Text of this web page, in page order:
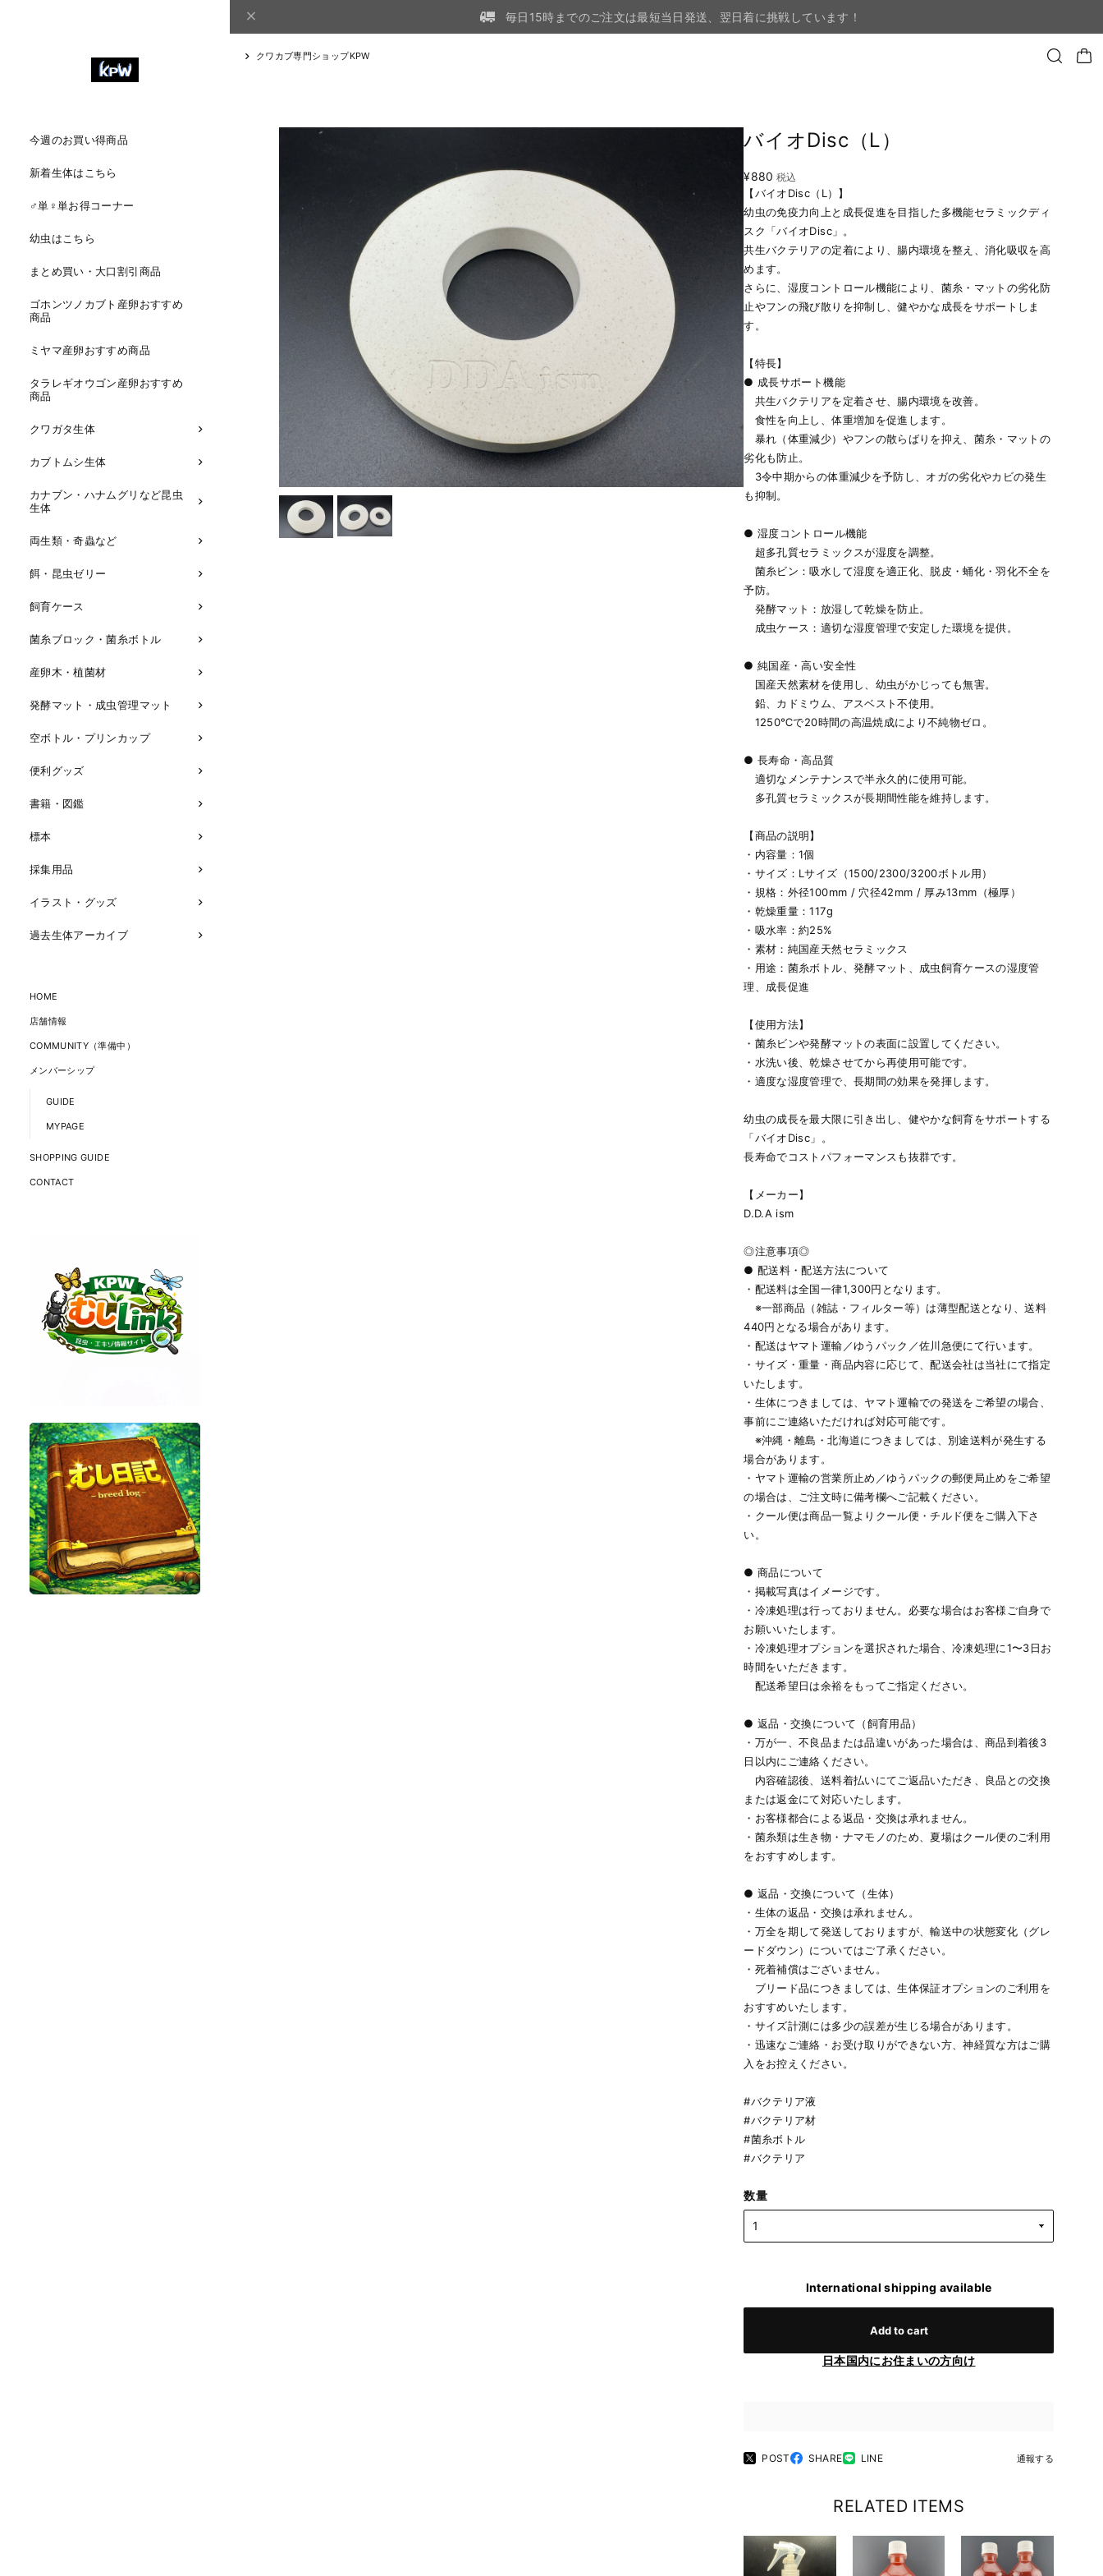
今週のお買い得商品
新着生体はこちら
♂単♀単お得コーナー
幼虫はこちら
まとめ買い・大口割引商品
ゴホンツノカブト産卵おすすめ
商品
ミヤマ産卵おすすめ商品
タラレギオウゴン産卵おすすめ
商品
クワガタ生体
カブトムシ生体
カナブン・ハナムグリなど昆虫
生体
両生類・奇蟲など
餌・昆虫ゼリー
飼育ケース
菌糸ブロック・菌糸ボトル
産卵木・植菌材
発酵マット・成虫管理マット
空ボトル・プリンカップ
便利グッズ
書籍・図鑑
標本
採集用品
イラスト・グッズ
過去生体アーカイブ
HOME
店舗情報
COMMUNITY（準備中）
メンバーシップ
GUIDE
MYPAGE
SHOPPING GUIDE
CONTACT
毎日15時までのご注文は最短当日発送、翌日着に挑戦しています！
クワカブ専門ショップKPW
バイオDisc（L）
¥880 税込
【バイオDisc（L）】
幼虫の免疫力向上と成長促進を目指した多機能セラミックディ
スク「バイオDisc」。
共生バクテリアの定着により、腸内環境を整え、消化吸収を高
めます。
さらに、湿度コントロール機能により、菌糸・マットの劣化防
止やフンの飛び散りを抑制し、健やかな成長をサポートしま
す。
【特長】
● 成長サポート機能
共生バクテリアを定着させ、腸内環境を改善。
食性を向上し、体重増加を促進します。
暴れ（体重減少）やフンの散らばりを抑え、菌糸・マットの
劣化も防止。
3令中期からの体重減少を予防し、オガの劣化やカビの発生
も抑制。
● 湿度コントロール機能
超多孔質セラミックスが湿度を調整。
菌糸ビン：吸水して湿度を適正化、脱皮・蛹化・羽化不全を
予防。
発酵マット：放湿して乾燥を防止。
成虫ケース：適切な湿度管理で安定した環境を提供。
● 純国産・高い安全性
国産天然素材を使用し、幼虫がかじっても無害。
鉛、カドミウム、アスベスト不使用。
1250℃で20時間の高温焼成により不純物ゼロ。
● 長寿命・高品質
適切なメンテナンスで半永久的に使用可能。
多孔質セラミックスが長期間性能を維持します。
【商品の説明】
・内容量：1個
・サイズ：Lサイズ（1500/2300/3200ボトル用）
・規格：外径100mm / 穴径42mm / 厚み13mm（極厚）
・乾燥重量：117g
・吸水率：約25%
・素材：純国産天然セラミックス
・用途：菌糸ボトル、発酵マット、成虫飼育ケースの湿度管
理、成長促進
【使用方法】
・菌糸ビンや発酵マットの表面に設置してください。
・水洗い後、乾燥させてから再使用可能です。
・適度な湿度管理で、長期間の効果を発揮します。
幼虫の成長を最大限に引き出し、健やかな飼育をサポートする
「バイオDisc」。
長寿命でコストパフォーマンスも抜群です。
【メーカー】
D.D.A ism
◎注意事項◎
● 配送料・配送方法について
・配送料は全国一律1,300円となります。
※一部商品（雑誌・フィルター等）は薄型配送となり、送料
440円となる場合があります。
・配送はヤマト運輸／ゆうパック／佐川急便にて行います。
・サイズ・重量・商品内容に応じて、配送会社は当社にて指定
いたします。
・生体につきましては、ヤマト運輸での発送をご希望の場合、
事前にご連絡いただければ対応可能です。
※沖縄・離島・北海道につきましては、別途送料が発生する
場合があります。
・ヤマト運輸の営業所止め／ゆうパックの郵便局止めをご希望
の場合は、ご注文時に備考欄へご記載ください。
・クール便は商品一覧よりクール便・チルド便をご購入下さ
い。
● 商品について
・掲載写真はイメージです。
・冷凍処理は行っておりません。必要な場合はお客様ご自身で
お願いいたします。
・冷凍処理オプションを選択された場合、冷凍処理に1〜3日お
時間をいただきます。
配送希望日は余裕をもってご指定ください。
● 返品・交換について（飼育用品）
・万が一、不良品または品違いがあった場合は、商品到着後3
日以内にご連絡ください。
内容確認後、送料着払いにてご返品いただき、良品との交換
または返金にて対応いたします。
・お客様都合による返品・交換は承れません。
・菌糸類は生き物・ナマモノのため、夏場はクール便のご利用
をおすすめします。
● 返品・交換について（生体）
・生体の返品・交換は承れません。
・万全を期して発送しておりますが、輸送中の状態変化（グレ
ードダウン）についてはご了承ください。
・死着補償はございません。
ブリード品につきましては、生体保証オプションのご利用を
おすすめいたします。
・サイズ計測には多少の誤差が生じる場合があります。
・迅速なご連絡・お受け取りができない方、神経質な方はご購
入をお控えください。
#バクテリア液
#バクテリア材
#菌糸ボトル
#バクテリア
数量
International shipping available
Add to cart
日本国内にお住まいの方向け
POST SHARE LINE 通報する
RELATED ITEMS